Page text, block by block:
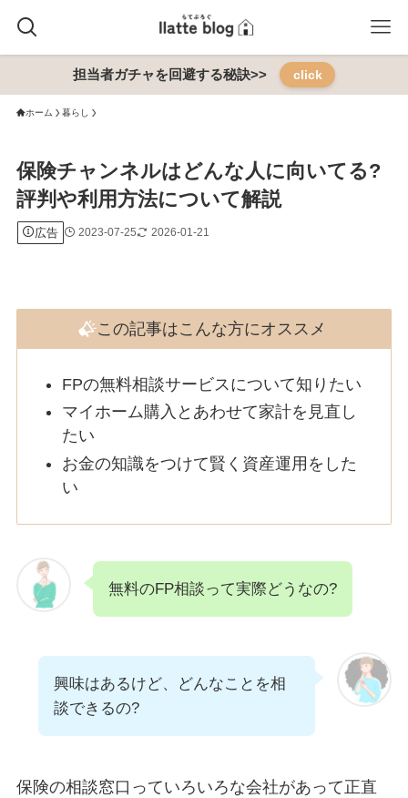
担当者ガチャを回避する秘訣>> click
ホーム 暮らし
保険チャンネルはどんな人に向いてる?
評判や利用方法について解説
広告 2023-07-25 2026-01-21
この記事はこんな方にオススメ
FPの無料相談サービスについて知りたい
マイホーム購入とあわせて家計を見直し
たい
お金の知識をつけて賢く資産運用をした
い
無料のFP相談って実際どうなの?
興味はあるけど、どんなことを相
談できるの?
保険の相談窓口っていろいろな会社があって正直